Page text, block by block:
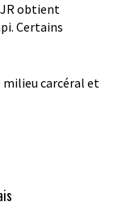
JR obtient
Certains
milieu carcéral et